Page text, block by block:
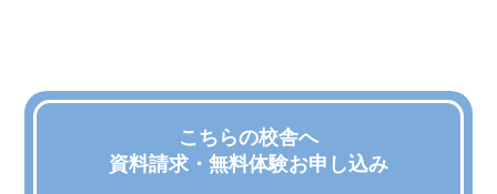
こちらの校舎へ
資料請求・無料体験お申し込み